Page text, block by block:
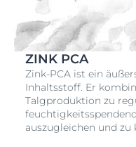
ZINK PCA
Zink-PCA ist ein
Inhaltsstoff. Er
Talgproduktion zu
auszugleichen und zu